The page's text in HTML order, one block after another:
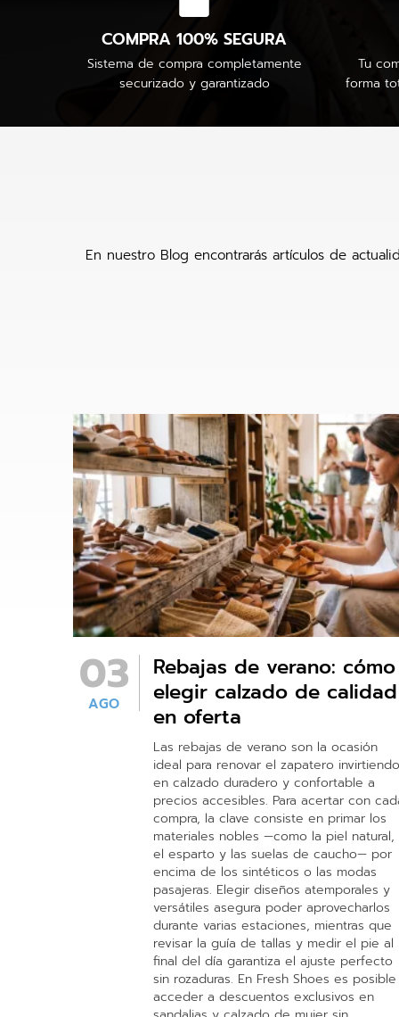
COMPRA 100% SEGURA
Sistema de compra completamente
securizado y garantizado
Tu
forma
En nuestro Blog encontrarás artículos de
03
AGO
Rebajas de verano: cómo
elegir calzado de calidad
en oferta
Las rebajas de verano son la ocasión
ideal para renovar el zapatero invirtiendo
en calzado duradero y confortable a
precios accesibles. Para acertar con
compra, la clave consiste en primar los
materiales nobles —como la piel natural,
el esparto y las suelas de caucho— por
encima de los sintéticos o las modas
pasajeras. Elegir diseños atemporales y
versátiles asegura poder aprovecharlos
durante varias estaciones, mientras que
revisar la guía de tallas y medir el pie al
final del día garantiza el ajuste perfecto
sin rozaduras. En Fresh Shoes es posible
acceder a descuentos exclusivos en